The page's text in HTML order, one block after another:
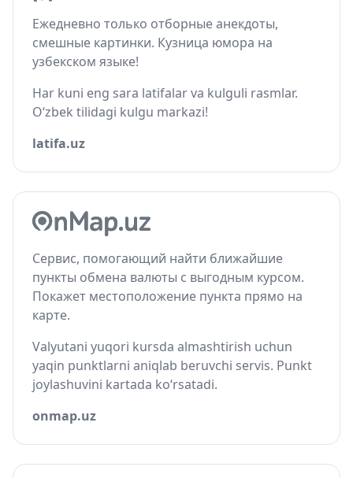
Ежедневно только отборные анекдоты,
смешные картинки. Кузница юмора на
узбекском языке!
Har kuni eng sara latifalar va kulguli rasmlar.
O‘zbek tilidagi kulgu markazi!
latifa.uz
Сервис, помогающий найти ближайшие
пункты обмена валюты с выгодным курсом.
Покажет местоположение пункта прямо на
карте.
Valyutani yuqori kursda almashtirish uchun
yaqin punktlarni aniqlab beruvchi servis. Punkt
joylashuvini kartada ko‘rsatadi.
onmap.uz